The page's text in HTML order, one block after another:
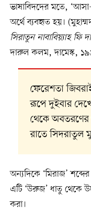
ভাষাবিদদের মতে,
অর্থে ব্যবহৃত হয়।
সিরাতুন নাবাবিয়্যাহ
দারুল কলম, দামেস্ক,
ফেরেশতা
রূপে দুইবার
থেকে অবতরণের
রাতে সিদরাতুল
অন্যদিকে ‘মিরাজ’
এটি ‘উরুজ’ ধাতু থেকে
করা।